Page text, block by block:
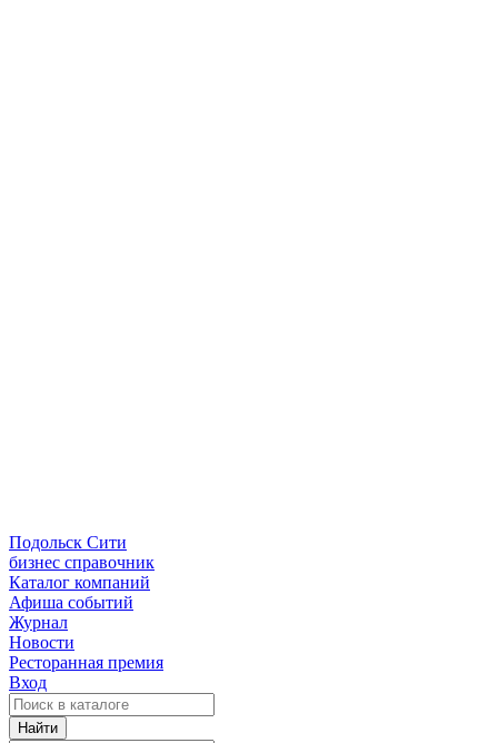
Подольск Сити
бизнес справочник
Каталог компаний
Афиша событий
Журнал
Новости
Ресторанная премия
Вход
Найти